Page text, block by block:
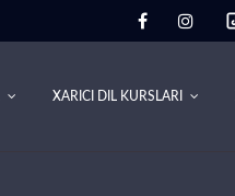
XARICI DIL KURSLARI